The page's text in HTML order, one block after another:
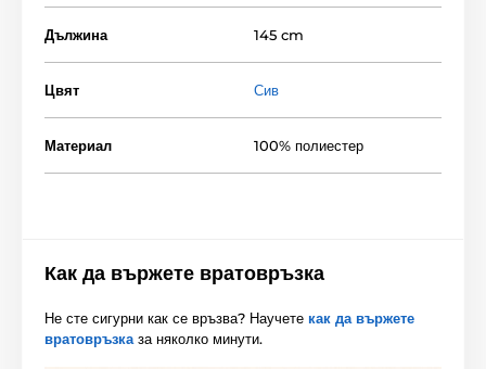
Дължина 145 cm
Цвят Сив
Материал 100% полиестер
Как да вържете вратовръзка
Не сте сигурни как се връзва? Научете как да вържете
вратовръзка за няколко минути.